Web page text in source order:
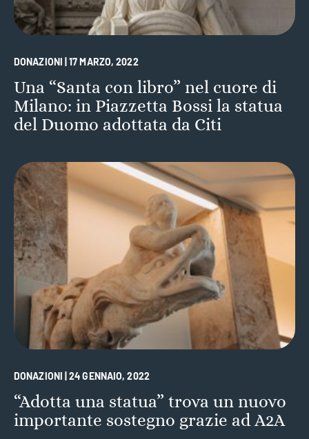
DONAZIONI | 17 MARZO, 2022
Una “Santa con libro” nel cuore di
Milano: in Piazzetta Bossi la statua
del Duomo adottata da Citi
DONAZIONI | 24 GENNAIO, 2022
“Adotta una statua” trova un nuovo
importante sostegno grazie ad A2A